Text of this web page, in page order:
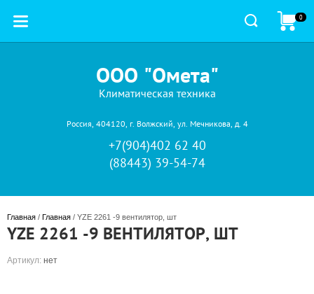
ООО "Омета"
Климатическая техника
Россия, 404120, г. Волжский, ул. Мечникова, д. 4
+7(904)402 62 40
(88443) 39-54-74
0
Главная / Главная / YZE 2261 -9 вентилятор, шт
YZE 2261 -9 ВЕНТИЛЯТОР, ШТ
Артикул: нет